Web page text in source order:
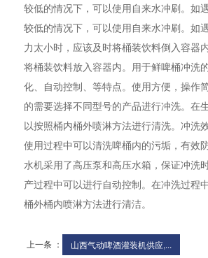
较低的情况下，可以使用自来水冲刷。如
较低的情况下，可以使用自来水冲刷。如
力太小时，应该及时将桶装饮料倒入容器
将桶装饮料放入容器内。用于鲜啤桶冲洗
化、自动控制、等特点。使用方便，操作
的需要选择不同型号的产品进行冲洗。在
以按照桶内桶外喷淋方法进行清洗。冲洗
使用过程中可以清洗啤桶内的污垢，有效
水机采用了高压泵和高压水箱，保证冲洗
产过程中可以进行自动控制。在冲洗过程
桶外桶内喷淋方法进行清洁。
上一条 ： 山西气动啤酒灌装机供应,...